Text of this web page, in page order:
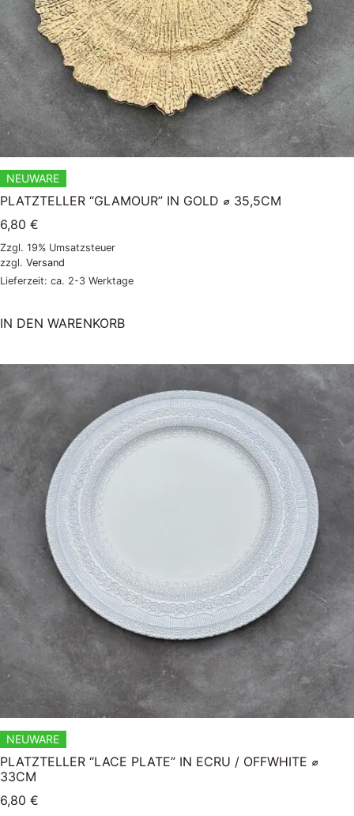
NEUWARE
PLATZTELLER “GLAMOUR” IN GOLD ⌀ 35,5CM
6,80 €
Zzgl. 19% Umsatzsteuer
zzgl. Versand
Lieferzeit: ca. 2-3 Werktage
IN DEN WARENKORB
NEUWARE
PLATZTELLER “LACE PLATE” IN ECRU / OFFWHITE ⌀
33CM
6,80 €